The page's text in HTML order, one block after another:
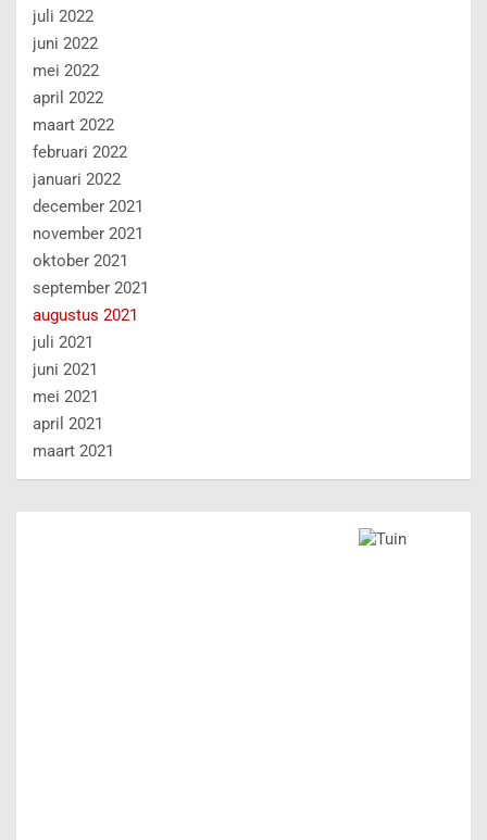
juli 2022
juni 2022
mei 2022
april 2022
maart 2022
februari 2022
januari 2022
december 2021
november 2021
oktober 2021
september 2021
augustus 2021
juli 2021
juni 2021
mei 2021
april 2021
maart 2021